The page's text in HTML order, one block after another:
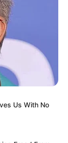
chevaux
Us With No